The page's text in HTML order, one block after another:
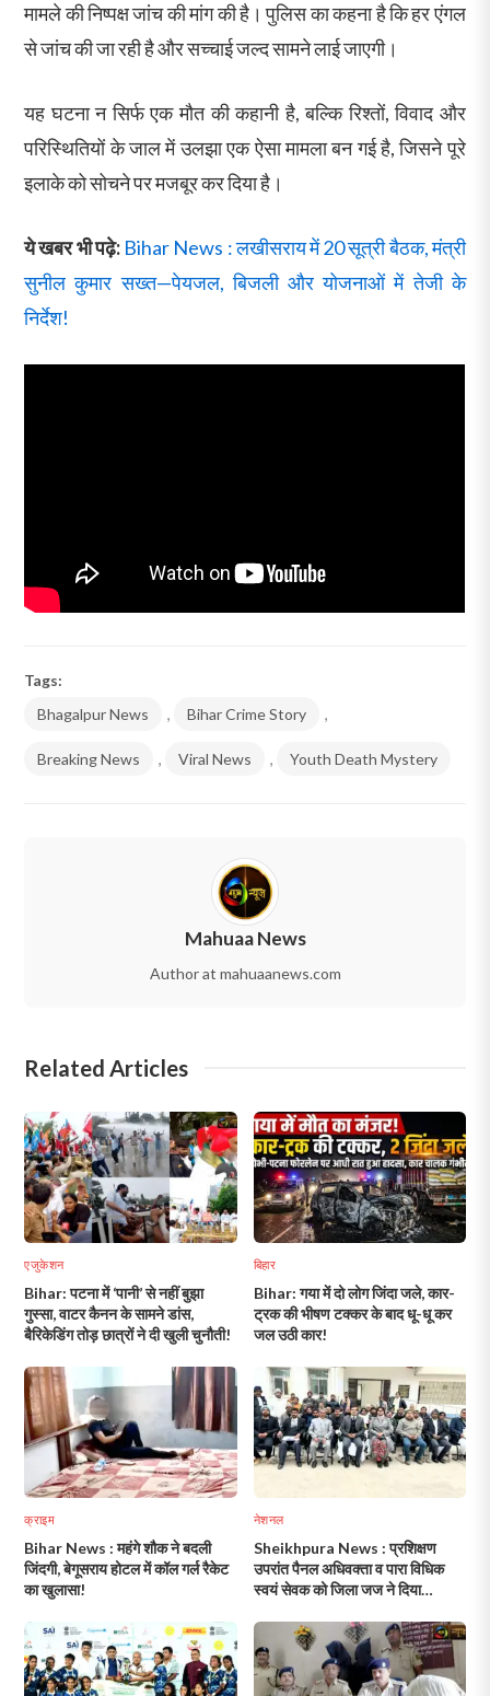
मामले की निष्पक्ष जांच की मांग की है। पुलिस का कहना है कि हर एंगल
से जांच की जा रही है और सच्चाई जल्द सामने लाई जाएगी।
यह घटना न सिर्फ एक मौत की कहानी है, बल्कि रिश्तों, विवाद और
परिस्थितियों के जाल में उलझा एक ऐसा मामला बन गई है, जिसने पूरे
इलाके को सोचने पर मजबूर कर दिया है।
ये खबर भी पढ़े: Bihar News : लखीसराय में 20 सूत्री बैठक, मंत्री
सुनील कुमार सख्त—पेयजल, बिजली और योजनाओं में तेजी के
निर्देश!
Tags:
Bhagalpur News
, Bihar Crime Story ,
Breaking News , Viral News , Youth Death Mystery
Mahuaa News
Author at mahuaanews.com
Related Articles
एजुकेशन
Bihar: पटना में ‘पानी’ से नहीं बुझा
गुस्सा, वाटर कैनन के सामने डांस,
बैरिकेडिंग तोड़ छात्रों ने दी खुली चुनौती!
बिहार
Bihar: गया में दो लोग जिंदा जले, कार-
ट्रक की भीषण टक्कर के बाद धू-धू कर
जल उठी कार!
क्राइम
Bihar News : महंगे शौक ने बदली
जिंदगी, बेगूसराय होटल में कॉल गर्ल रैकेट
का खुलासा!
नेशनल
Sheikhpura News : प्रशिक्षण
उपरांत पैनल अधिवक्ता व पारा विधिक
स्वयं सेवक को जिला जज ने दिया